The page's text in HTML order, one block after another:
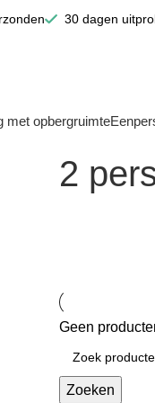
30 dagen
met opbergruimte
2
Geen
Zoeken